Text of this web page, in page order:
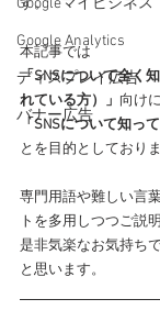
Googleマイビジネス
Google Analytics
ディスプレイ広告
バナー広告
す。
本記事では
「SNSについて全く
れている方）」 向けに
「SNSについて知っ
とを目的としておりま
専門用語や難しい言
トを多用しつつご説
是非気楽なお気持ち
と思います。